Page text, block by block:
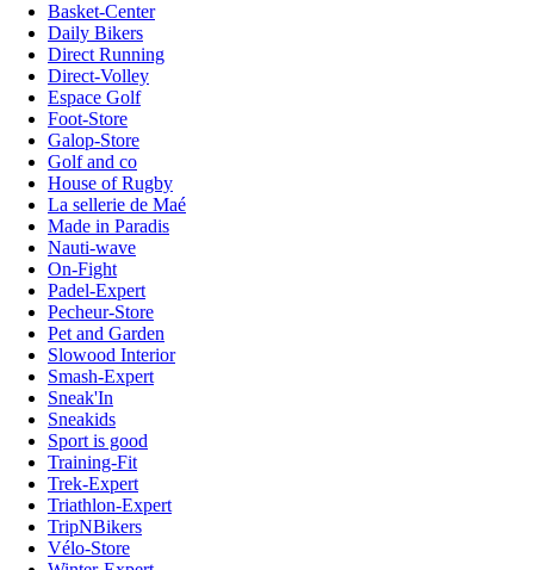
Basket-Center
Daily Bikers
Direct Running
Direct-Volley
Espace Golf
Foot-Store
Galop-Store
Golf and co
House of Rugby
La sellerie de Maé
Made in Paradis
Nauti-wave
On-Fight
Padel-Expert
Pecheur-Store
Pet and Garden
Slowood Interior
Smash-Expert
Sneak'In
Sneakids
Sport is good
Training-Fit
Trek-Expert
Triathlon-Expert
TripNBikers
Vélo-Store